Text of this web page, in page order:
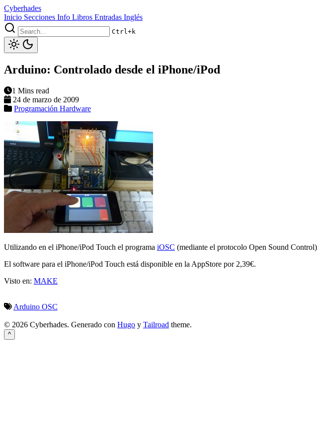
Cyberhades
Inicio Secciones Info Libros Entradas Inglés
Ctrl+k
Arduino: Controlado desde el iPhone/iPod
1 Mins read
24 de marzo de 2009
Programación Hardware
Utilizando en el iPhone/iPod Touch el programa iOSC (mediante el protocolo Open Sound
El software para el iPhone/iPod Touch está disponible en la AppStore por 2,39€.
Visto en: MAKE
Arduino OSC
© 2026 Cyberhades. Generado con Hugo y Tailroad theme.
^